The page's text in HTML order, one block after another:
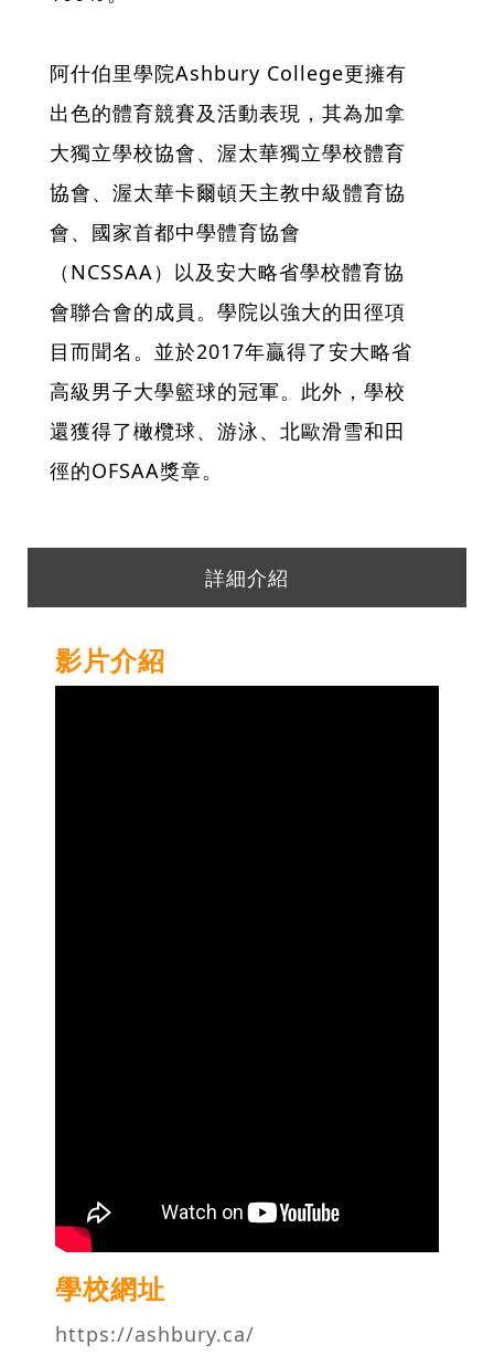
阿什伯里學院Ashbury College更擁有
出色的體育競賽及活動表現，其為加拿
大獨立學校協會、渥太華獨立學校體育
協會、渥太華卡爾頓天主教中級體育協
會、國家首都中學體育協會
（NCSSAA）以及安大略省學校體育協
會聯合會的成員。學院以強大的田徑項
目而聞名。並於2017年贏得了安大略省
高級男子大學籃球的冠軍。此外，學校
還獲得了橄欖球、游泳、北歐滑雪和田
徑的OFSAA獎章。
詳細介紹
影片介紹
學校網址
https://ashbury.ca/